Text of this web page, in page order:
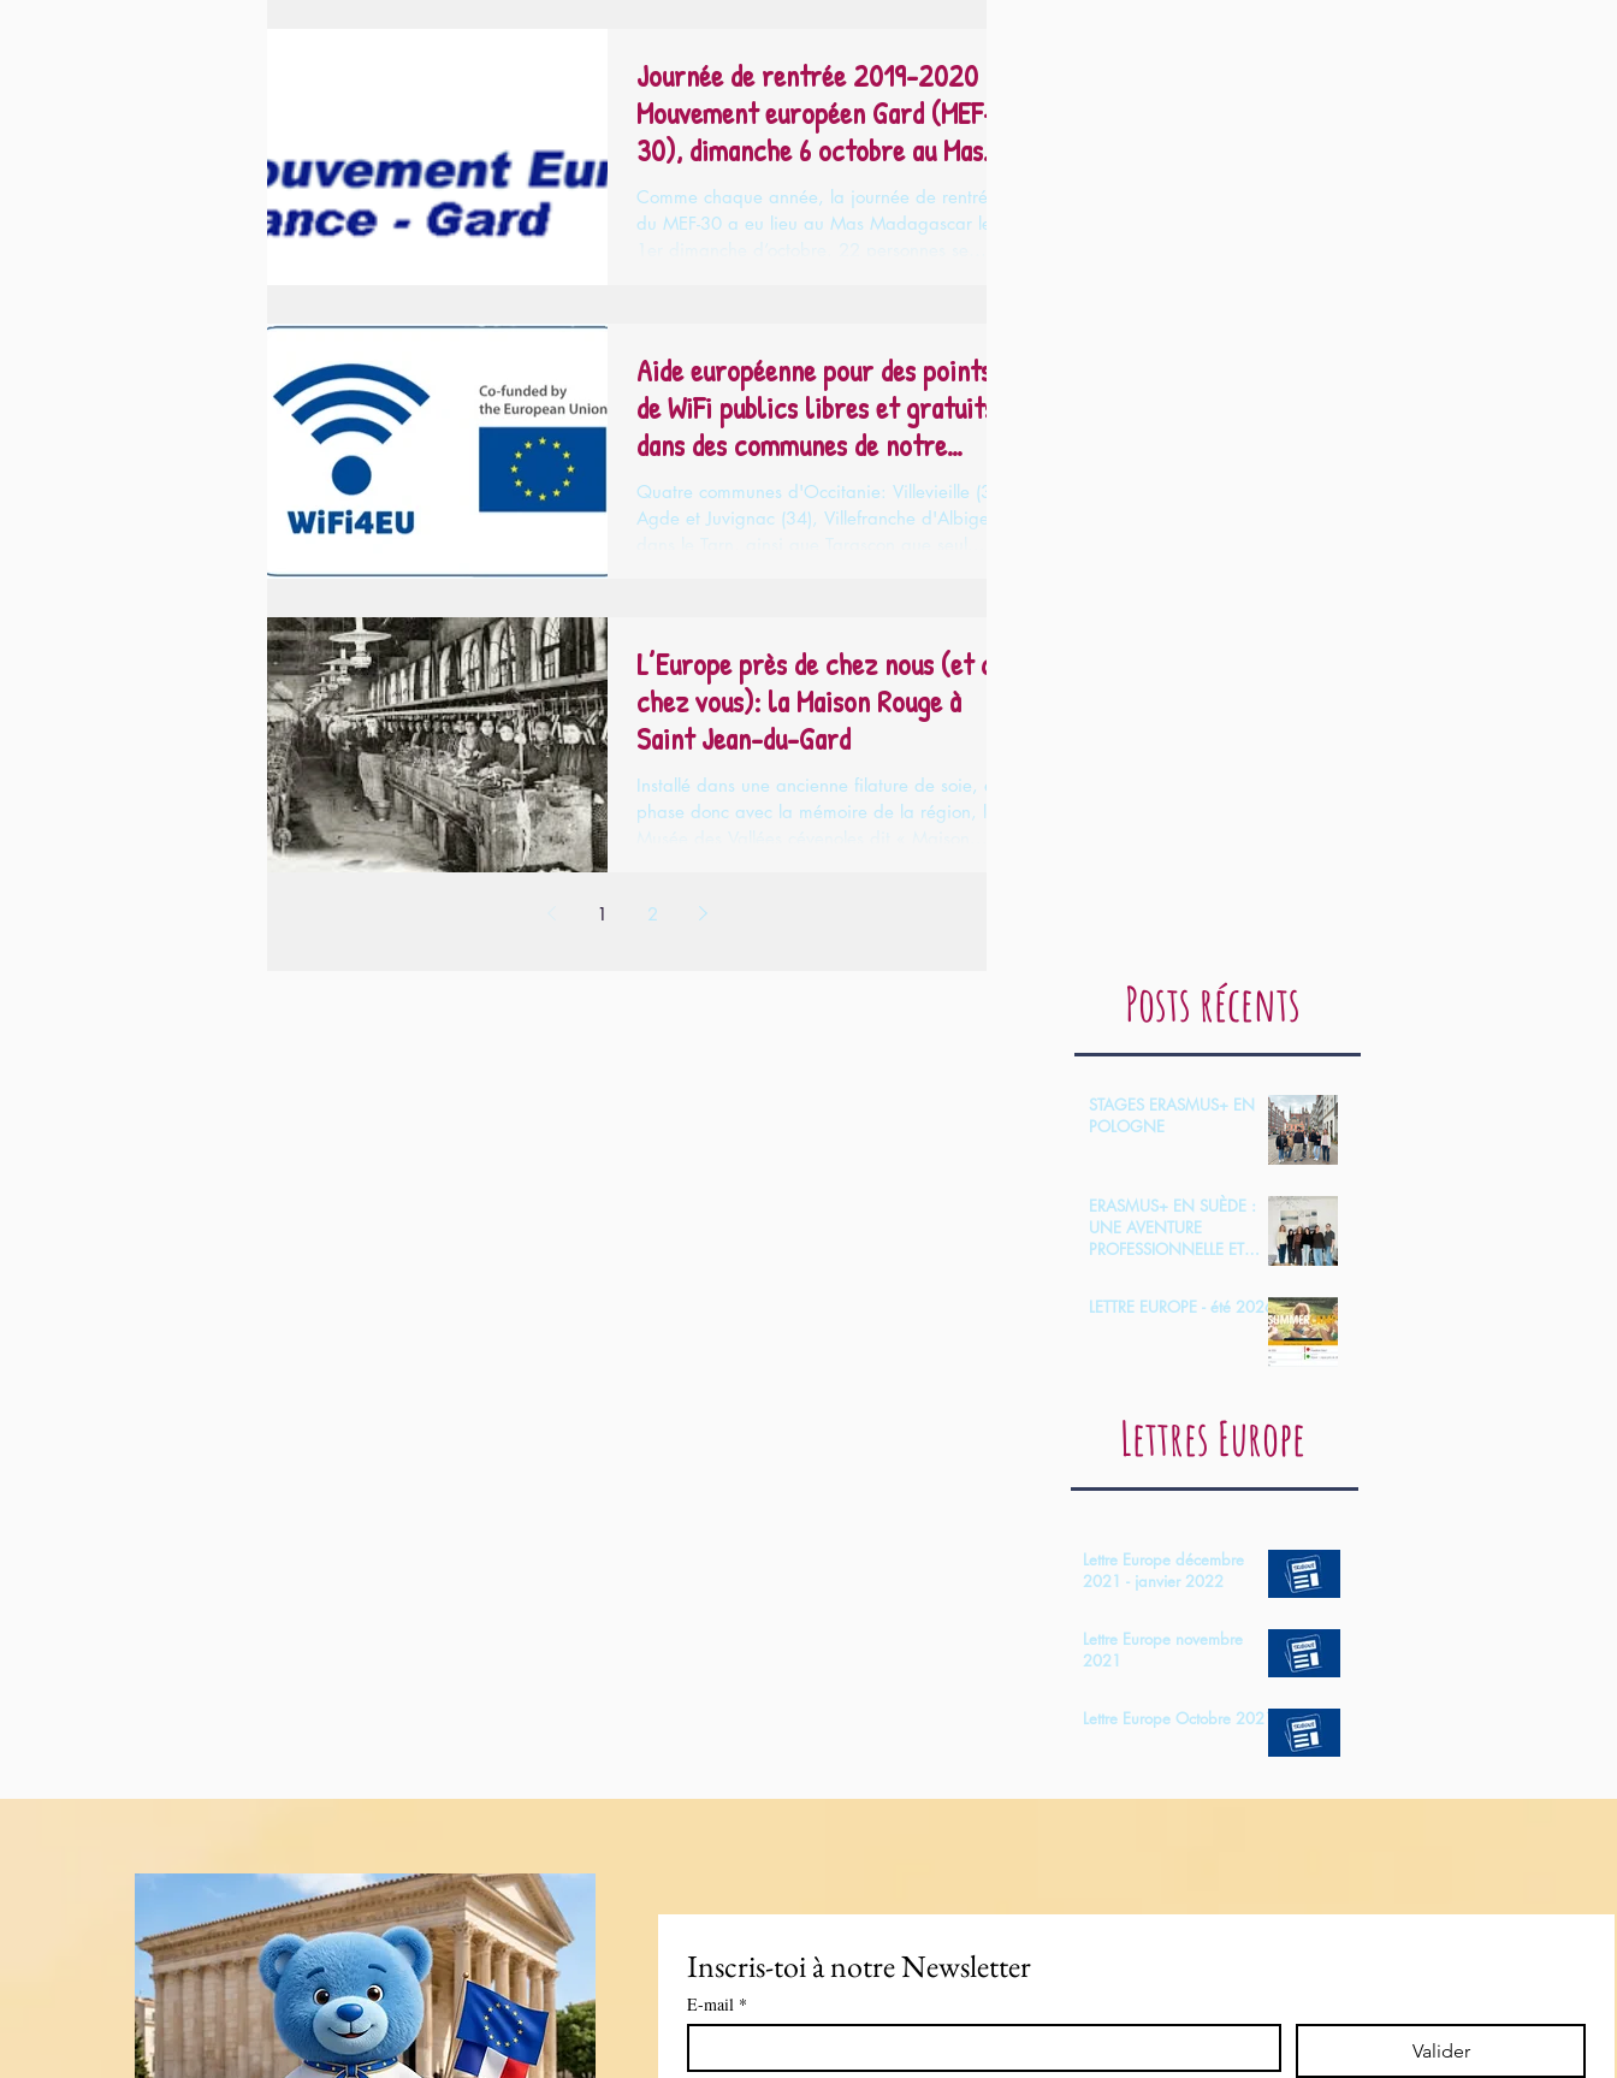
Journée de rentrée 2019-2020 du
Mouvement européen Gard (MEF-
30), dimanche 6 octobre au Mas
Madagasc
Comme chaque année, la journée de rentrée
du MEF-30 a eu lieu au Mas Madagascar le
1er dimanche d’octobre. 22 personnes se
Aide européenne pour des points
de WiFi publics libres et gratuits
dans des communes de notre
région
Quatre communes d'Occitanie: Villevieille (30),
Agde et Juvignac (34), Villefranche d'Albigeois
dans le Tarn, ainsi que Tarascon que seul...
L’Europe près de chez nous (et de
chez vous): la Maison Rouge à
Saint Jean-du-Gard
Installé dans une ancienne filature de soie, en
phase donc avec la mémoire de la région, le
Musée des Vallées cévenoles dit « Maison...
1 2
Posts récents
STAGES ERASMUS+ EN
POLOGNE
ERASMUS+ EN SUÈDE :
UNE AVENTURE
PROFESSIONNELLE ET
LETTRE EUROPE - été 2026
Lettres Europe
Lettre Europe décembre
2021 - janvier 2022
Lettre Europe novembre
2021
Lettre Europe Octobre 2021
Inscris-toi à notre Newsletter
E-mail *
Valider